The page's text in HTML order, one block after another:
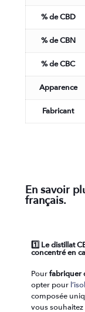
% de CBD
% de CBN
% de CBC
Apparence
Fabricant
En savoir
français.
1️⃣ ​Le distillat
concentré en
Pourfabriquer
opter pour
composée
vous